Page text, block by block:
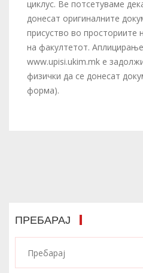
циклус. Ве потсетуваме
донесат оригиналните
присуство во просториите
на факултетот.
www.upisi.ukim.mk е
физички да се донесат
форма).
ПРЕБАРАЈ